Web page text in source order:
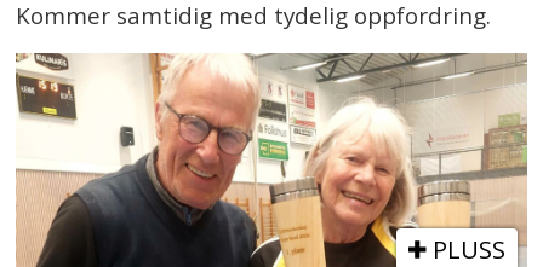
Kommer samtidig med tydelig oppfordring.
PLUSS